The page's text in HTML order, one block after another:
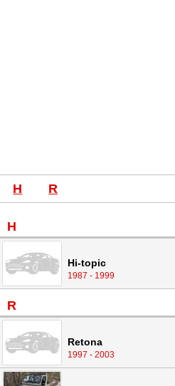
H R
H
Hi-topic
1987 - 1999
R
Retona
1997 - 2003